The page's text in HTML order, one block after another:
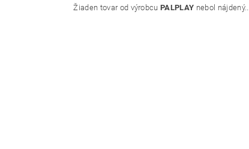
Žiaden tovar od výrobcuPALPLAY nebol nájdený....